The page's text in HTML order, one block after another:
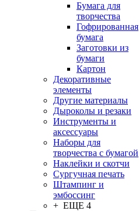
Бумага для
творчества
Гофрированная
бумага
Заготовки из
бумаги
Картон
Декоративные
элементы
Другие материалы
Дыроколы и резаки
Инструменты и
аксессуары
Наборы для
творчества с бумагой
Наклейки и скотчи
Сургучная печать
Штампинг и
эмбоссинг
+ ЕЩЕ 4